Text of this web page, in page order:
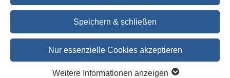
Speichern & schließen
Nur essenzielle Cookies akzeptieren
Weitere Informationen anzeigen